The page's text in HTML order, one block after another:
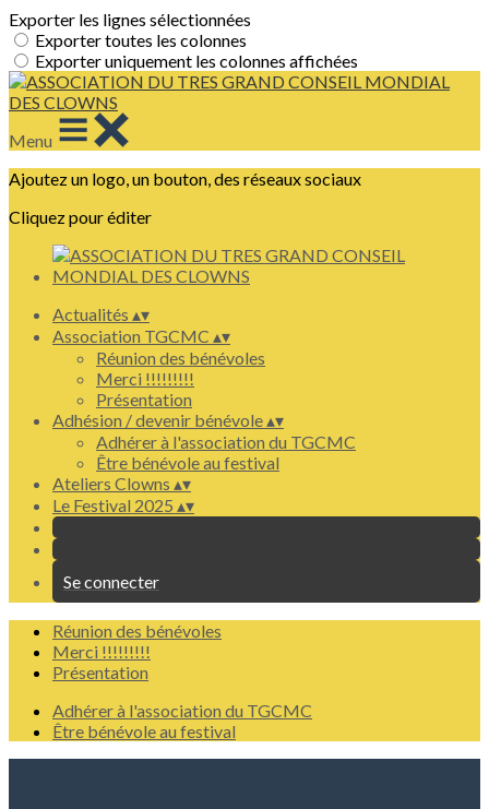
Exporter les lignes sélectionnées
Exporter toutes les colonnes
Exporter uniquement les colonnes affichées
Menu
Ajoutez un logo, un bouton, des réseaux sociaux
Cliquez pour éditer
Actualités ▴▾
Association TGCMC ▴▾
Réunion des bénévoles
Merci !!!!!!!!!
Présentation
Adhésion / devenir bénévole▴▾
Adhérer à l'association du TGCMC
Être bénévole au festival
Ateliers Clowns ▴▾
Le Festival 2025 ▴▾
Se connecter
Réunion des bénévoles
Merci !!!!!!!!!
Présentation
Adhérer à l'association du TGCMC
Être bénévole au festival